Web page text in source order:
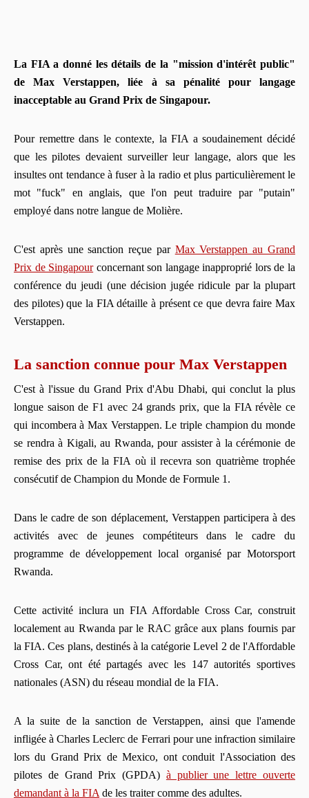
La FIA a donné les détails de la "mission d'intérêt public"
de Max Verstappen, liée à sa pénalité pour langage
inacceptable au Grand Prix de Singapour.
Pour remettre dans le contexte, la FIA a soudainement décidé
que les pilotes devaient surveiller leur langage, alors que les
insultes ont tendance à fuser à la radio et plus particulièrement le
mot "fuck" en anglais, que l'on peut traduire par "putain"
employé dans notre langue de Molière.
C'est après une sanction reçue par Max Verstappen au Grand
Prix de Singapourconcernant son langage inapproprié lors de la
conférence du jeudi (une décision jugée ridicule par la plupart
des pilotes) que la FIA détaille à présent ce que devra faire Max
Verstappen.
La sanction connue pour Max Verstappen
C'est à l'issue du Grand Prix d'Abu Dhabi, qui conclut la plus
longue saison de F1 avec 24 grands prix, que la FIA révèle ce
qui incombera à Max Verstappen. Le triple champion du monde
se rendra à Kigali, au Rwanda, pour assister à la cérémonie de
remise des prix de la FIA où il recevra son quatrième trophée
consécutif de Champion du Monde de Formule 1.
Dans le cadre de son déplacement, Verstappen participera à des
activités avec de jeunes compétiteurs dans le cadre du
programme de développement local organisé par Motorsport
Rwanda.
Cette activité inclura un FIA Affordable Cross Car, construit
localement au Rwanda par le RAC grâce aux plans fournis par
la FIA. Ces plans, destinés à la catégorie Level 2 de l'Affordable
Cross Car, ont été partagés avec les 147 autorités sportives
nationales (ASN) du réseau mondial de la FIA.
A la suite de la sanction de Verstappen, ainsi que l'amende
infligée à Charles Leclerc de Ferrari pour une infraction similaire
lors du Grand Prix de Mexico, ont conduit l'Association des
pilotes de Grand Prix (GPDA) à publier une lettre ouverte
demandant à la FIAde les traiter comme des adultes.